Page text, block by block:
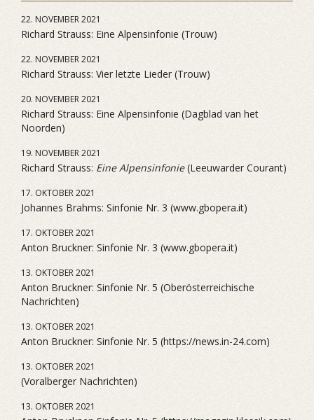
22. NOVEMBER 2021
Richard Strauss: Eine Alpensinfonie (Trouw)
22. NOVEMBER 2021
Richard Strauss: Vier letzte Lieder (Trouw)
20. NOVEMBER 2021
Richard Strauss: Eine Alpensinfonie (Dagblad van het
Noorden)
19. NOVEMBER 2021
Richard Strauss: Eine Alpensinfonie(Leeuwarder Courant)
17. OKTOBER 2021
Johannes Brahms: Sinfonie Nr. 3 (www.gbopera.it)
17. OKTOBER 2021
Anton Bruckner: Sinfonie Nr. 3 (www.gbopera.it)
13. OKTOBER 2021
Anton Bruckner: Sinfonie Nr. 5 (Oberösterreichische
Nachrichten)
13. OKTOBER 2021
Anton Bruckner: Sinfonie Nr. 5 (https://news.in-24.com)
13. OKTOBER 2021
(Voralberger Nachrichten)
13. OKTOBER 2021